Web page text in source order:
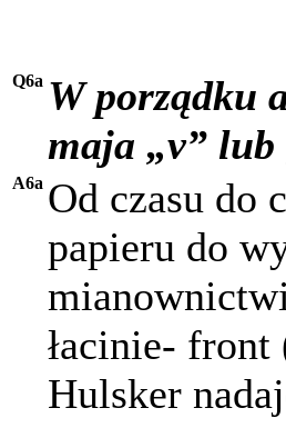
Q6a W porządku
maja „v” lub
A6a Od czasu do
papieru do
łacinie- front
Hulsker